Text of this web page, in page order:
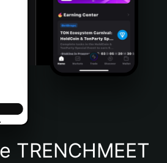
TRENCHMEET